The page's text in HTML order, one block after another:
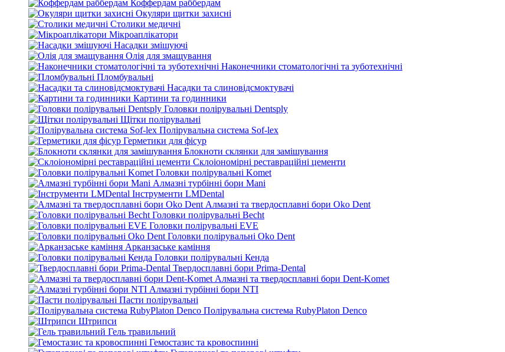
Коффердам раббердам
Окуляри щитки захисні
Столики медичні
Мікроаплікатори
Насадки змішуючі
Олія для змащування
Наконечники стоматологічні та зуботехнічні
Пломбувальні
Насадки та слиновідсмоктувачі
Картини та годинники
Головки полірувальні Dentsply
Щітки полірувальні
Полірувальна система Sof-lex
Герметики для фісур
Блокноти склянки для замішування
Склоіономірні реставраційні цементи
Головки полірувальні Komet
Алмазні турбінні бори Mani
Інструменти LMDental
Алмазні та твердосплавні бори Oko Dent
Головки полірувальні Becht
Головки полірувальні EVE
Головки полірувальні Oko Dent
Арканзаське каміння
Головки полірувальні Кенда
Твердосплавні бори Prima-Dental
Алмазні та твердосплавні бори Dent-Komet
Алмазні турбінні бори NTI
Пасти полірувальні
Полірувальна система RubyPlaton Denco
Штрипси
Гель травильний
Гемостазис та кровоспинні